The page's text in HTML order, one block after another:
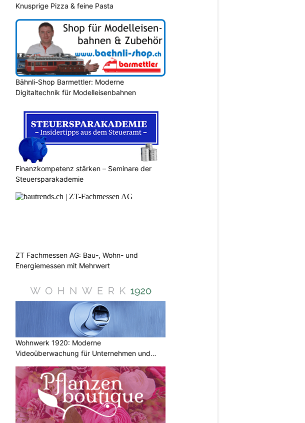
Knusprige Pizza & feine Pasta
Bähnli-Shop Barmettler: Moderne
Digitaltechnik für Modelleisenbahnen
Finanzkompetenz stärken – Seminare der
Steuersparakademie
ZT Fachmessen AG: Bau-, Wohn- und
Energiemessen mit Mehrwert
Wohnwerk 1920: Moderne
Videoüberwachung für Unternehmen und